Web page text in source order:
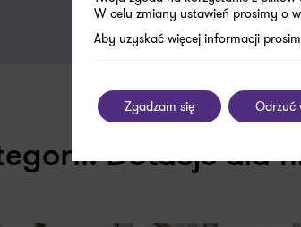
Dotacje dla
W celu zmiany ustawień prosimy o
Aby uzyskać więcej informacji
Zgadzam się Odrzuć